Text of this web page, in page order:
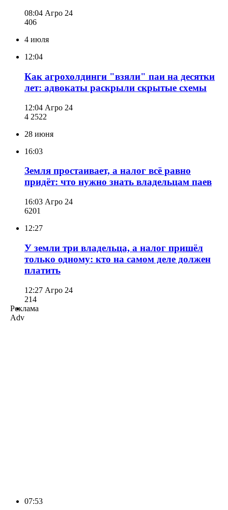
08:04 Агро 24
406
4 июля
12:04
Как агрохолдинги "взяли" паи на десятки
лет: адвокаты раскрыли скрытые схемы
12:04 Агро 24
4 2522
28 июня
16:03
Земля простаивает, а налог всё равно
придёт: что нужно знать владельцам паев
16:03 Агро 24
6201
12:27
У земли три владельца, а налог пришёл
только одному: кто на самом деле должен
платить
12:27 Агро 24
214
Реклама
Adv
07:53